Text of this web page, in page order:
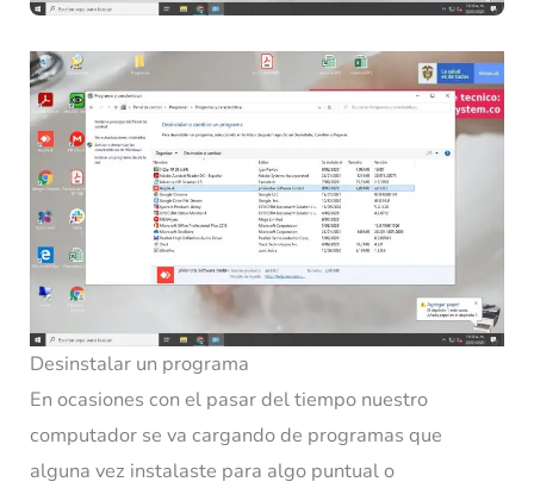
Desinstalar un programa
En ocasiones con el pasar del tiempo nuestro
computador se va cargando de programas que
alguna vez instalaste para algo puntual o